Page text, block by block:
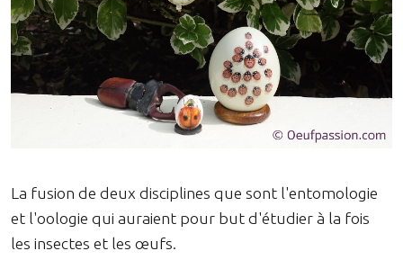
La fusion de deux disciplines que sont l'entomologie
et l'oologie qui auraient pour but d'étudier à la fois
les insectes et les œufs.